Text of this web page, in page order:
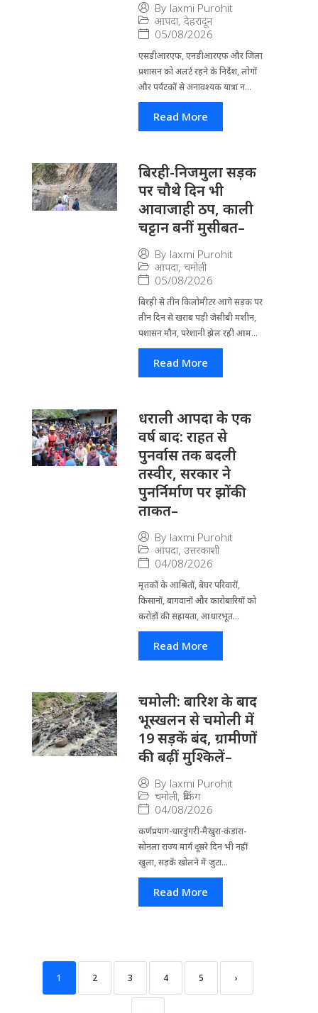
By laxmi Purohit
आपदा, देहरादून
05/08/2026
एसडीआरएफ, एनडीआरएफ और जिला
प्रशासन को अलर्ट रहने के निर्देश, लोगों
और पर्यटकों से अनावश्यक यात्रा न...
Read More
बिरही-निजमुला सड़क
पर चौथे दिन भी
आवाजाही ठप, काली
चट्टान बनीं मुसीबत–
By laxmi Purohit
आपदा, चमोली
05/08/2026
बिरही से तीन किलोमीटर आगे सड़क पर
तीन दिन से खराब पड़ी जेसीबी मशीन,
पशासन मौन, परेशानी झेल रही आम...
Read More
धराली आपदा के एक
वर्ष बाद: राहत से
पुनर्वास तक बदली
तस्वीर, सरकार ने
पुनर्निर्माण पर झोंकी
ताकत–
By laxmi Purohit
आपदा, उत्तरकाशी
04/08/2026
मृतकों के आश्रितों, बेघर परिवारों,
किसानों, बागवानों और कारोबारियों को
करोड़ों की सहायता, आधारभूत...
Read More
चमोली: बारिश के बाद
भूस्खलन से चमोली में
19 सड़कें बंद, ग्रामीणों
की बढ़ीं मुश्किलें–
By laxmi Purohit
चमोली, ब्रेकिंग
04/08/2026
कर्णप्रयाग-धारडुंगरी-मैखुरा-कंडारा-
सोनला राज्य मार्ग दूसरे दिन भी नहीं
खुला, सड़कें खोलने में जुटा...
Read More
1 2 3 4 5 ›